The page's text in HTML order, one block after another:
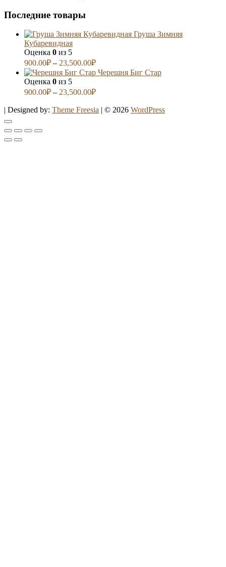
Последние товары
Груша Зимняя
Кубаревидная
Оценка 0 из 5
900.00₽ – 23,500.00₽
Черешня Биг Стар
Оценка 0 из 5
900.00₽ – 23,500.00₽
| Designed by: Theme Freesia | © 2026 WordPress
Go
to
top